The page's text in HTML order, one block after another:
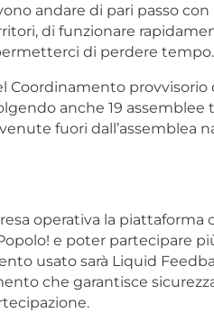
andare di pari passo con
di funzionare
di perdere tempo.
Coordinamento provvisorio
anche 19
fuori dall’assemblea
resa operativa la
e poter partecipare
usato sarà Liquid
che garantisce